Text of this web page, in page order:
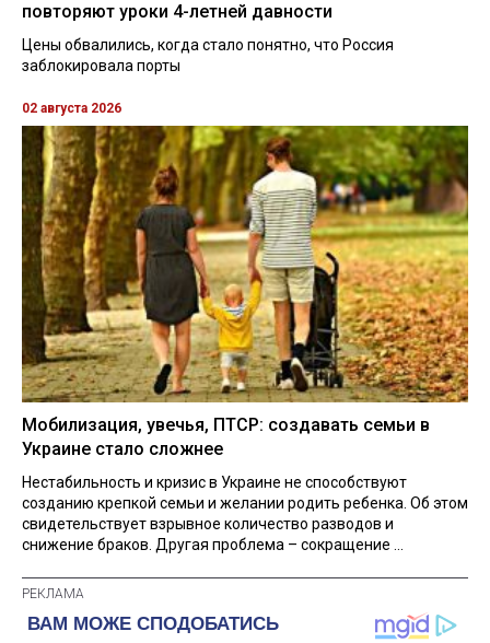
повторяют уроки 4-летней давности
Цены обвалились, когда стало понятно, что Россия
заблокировала порты
02 августа 2026
Мобилизация, увечья, ПТСР: создавать семьи в
Украине стало сложнее
Нестабильность и кризис в Украине не способствуют
созданию крепкой семьи и желании родить ребенка. Об этом
свидетельствует взрывное количество разводов и
снижение браков. Другая проблема – сокращение ...